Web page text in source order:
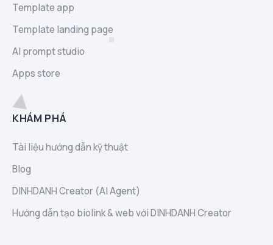
Template app
Template landing page
AI prompt studio
Apps store
KHÁM PHÁ
Tài liệu hướng dẫn kỹ thuật
Blog
DINHDANH Creator (AI Agent)
Hướng dẫn tạo biolink & web với DINHDANH Creator